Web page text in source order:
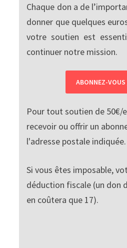
Chaque don a de
donner que quelques
votre soutien est
continuer notre mission.
ABONNEZ-
Pour tout soutien de 50€/
recevoir ou offrir un
l'adresse postale
Si vous êtes imposable,
déduction fiscale (un don
en coûtera que 17).